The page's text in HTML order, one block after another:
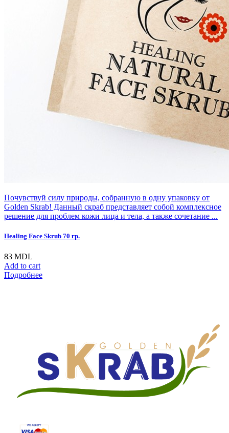
Почувствуй силу природы, собранную в одну упаковку от
Golden Skrab! Данный скраб представляет собой комплексное
решение для проблем кожи лица и тела, а также сочетание ...
Healing Face Skrub 70 гр.
83 MDL
Add to cart
Подробнее